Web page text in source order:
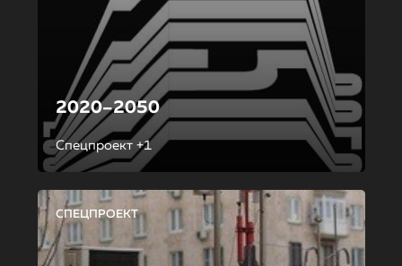
2020–2050
Спецпроект +1
СПЕЦПРОЕКТ